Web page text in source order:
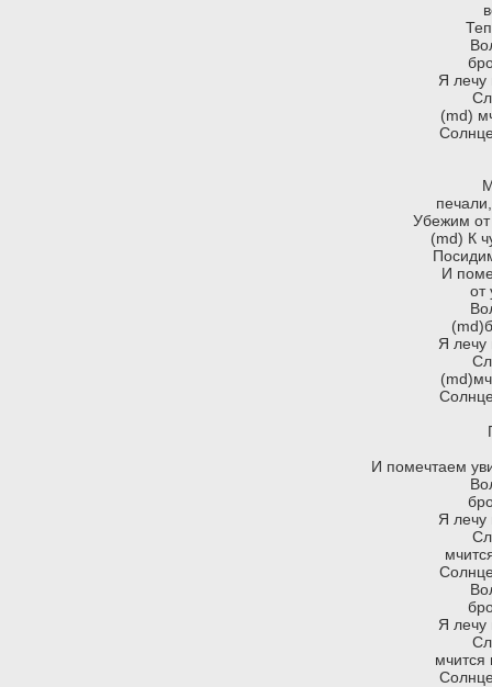
Я лечу
(md)
Убежим от
(md) К
И
от
Я лечу
И помечтаем
Я лечу
Я лечу